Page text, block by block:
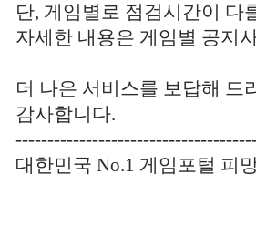
단, 게임별로 점검시간이 다
자세한 내용은 게임별 공지
더 나은 서비스를 보답해 드
감사합니다.
대한민국 No.1 게임포털 피